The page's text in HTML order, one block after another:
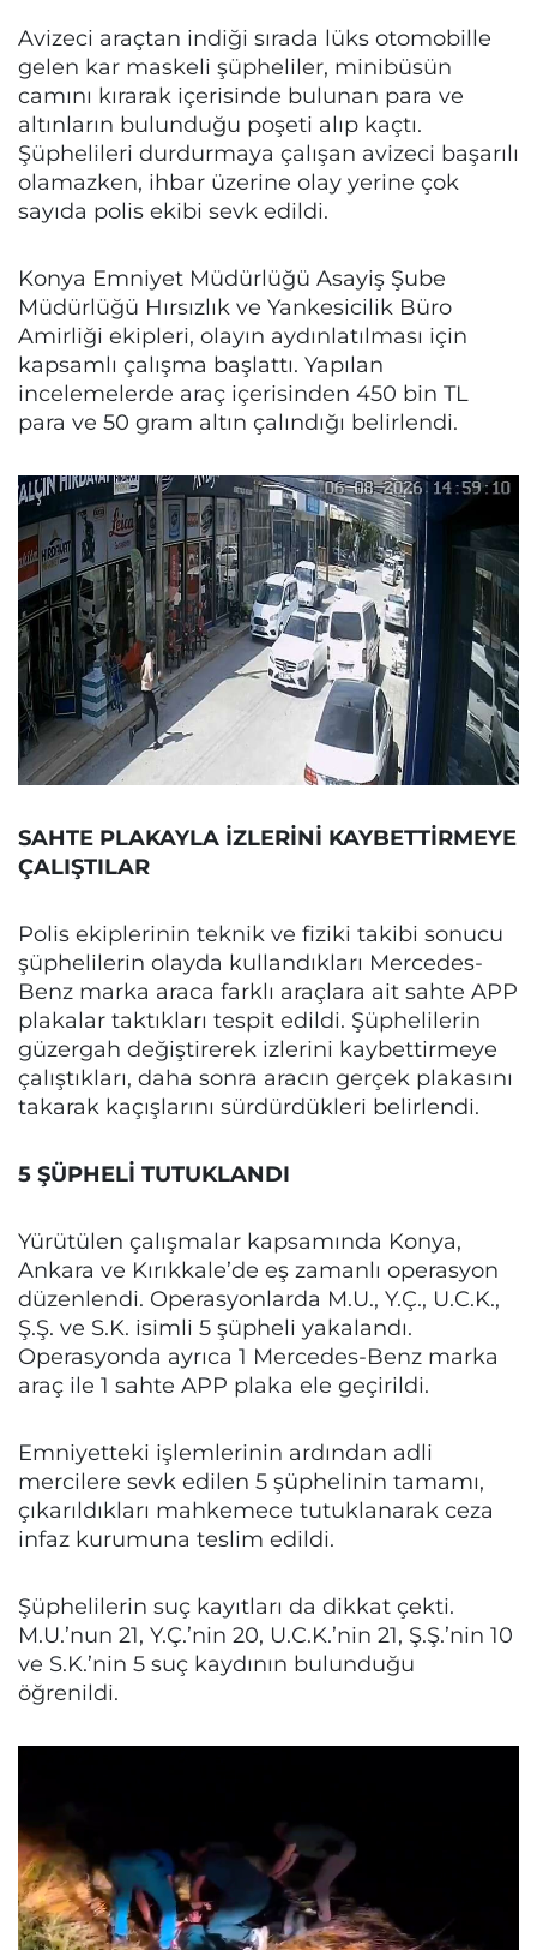
Avizeci araçtan indiği sırada lüks otomobille
gelen kar maskeli şüpheliler, minibüsün
camını kırarak içerisinde bulunan para ve
altınların bulunduğu poşeti alıp kaçtı.
Şüphelileri durdurmaya çalışan avizeci başarılı
olamazken, ihbar üzerine olay yerine çok
sayıda polis ekibi sevk edildi.
Konya Emniyet Müdürlüğü Asayiş Şube
Müdürlüğü Hırsızlık ve Yankesicilik Büro
Amirliği ekipleri, olayın aydınlatılması için
kapsamlı çalışma başlattı. Yapılan
incelemelerde araç içerisinden 450 bin TL
para ve 50 gram altın çalındığı belirlendi.
SAHTE PLAKAYLA İZLERİNİ KAYBETTİRMEYE
ÇALIŞTILAR
Polis ekiplerinin teknik ve fiziki takibi sonucu
şüphelilerin olayda kullandıkları Mercedes-
Benz marka araca farklı araçlara ait sahte APP
plakalar taktıkları tespit edildi. Şüphelilerin
güzergah değiştirerek izlerini kaybettirmeye
çalıştıkları, daha sonra aracın gerçek plakasını
takarak kaçışlarını sürdürdükleri belirlendi.
5 ŞÜPHELİ TUTUKLANDI
Yürütülen çalışmalar kapsamında Konya,
Ankara ve Kırıkkale’de eş zamanlı operasyon
düzenlendi. Operasyonlarda M.U., Y.Ç., U.C.K.,
Ş.Ş. ve S.K. isimli 5 şüpheli yakalandı.
Operasyonda ayrıca 1 Mercedes-Benz marka
araç ile 1 sahte APP plaka ele geçirildi.
Emniyetteki işlemlerinin ardından adli
mercilere sevk edilen 5 şüphelinin tamamı,
çıkarıldıkları mahkemece tutuklanarak ceza
infaz kurumuna teslim edildi.
Şüphelilerin suç kayıtları da dikkat çekti.
M.U.’nun 21, Y.Ç.’nin 20, U.C.K.’nin 21, Ş.Ş.’nin 10
ve S.K.’nin 5 suç kaydının bulunduğu
öğrenildi.